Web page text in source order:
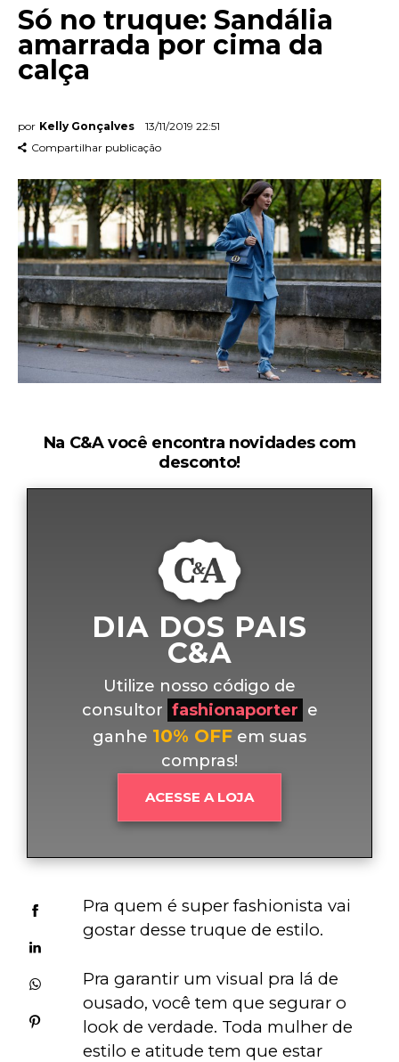
Contato
Só no truque: Sandália
amarrada por cima da
calça
por Kelly Gonçalves
13/11/2019 22:51
Compartilhar publicação
Na C&A você encontra novidades com
desconto!
DIA DOS PAIS
C&A
Utilize nosso código de
consultor fashionaporter e
ganhe 10% OFF em suas
compras!
ACESSE A LOJA
Pra quem é super fashionista vai
gostar desse truque de estilo.
Pra garantir um visual pra lá de
ousado, você tem que segurar o
look de verdade. Toda mulher de
estilo e atitude tem que estar